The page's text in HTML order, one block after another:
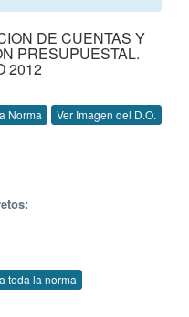
DE CUENTAS Y
PRESUPUESTAL.
2012
Norma Ver Imagen del D.O.
toda la norma